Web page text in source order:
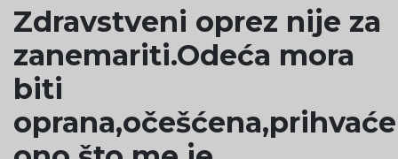
Zdravstveni oprez nije za
zanemariti.Odeća mora
biti